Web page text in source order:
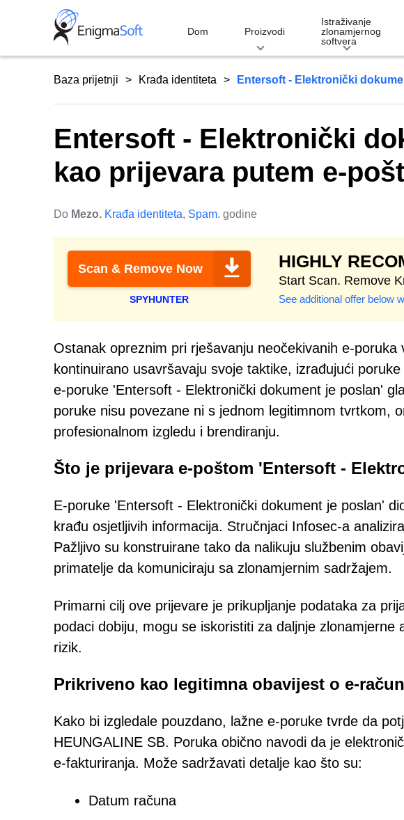
Dom Proizvodi
Istraživanje
zlonamjernog
softvera
Baza prijetnji Krađa identiteta Entersoft - Elektronički
Entersoft - Elektronički
kao prijevara putem e-
Do Mezo. Krađa identiteta, Spam. godine
Scan & Remove Now
SPYHUNTER
HIGHLY
Start Scan. Remove
See additional offer below
Ostanak opreznim pri rješavanju neočekivanih e-
kontinuirano usavršavaju svoje taktike, izrađujući
e-poruke 'Entersoft - Elektronički dokument je poslan'
poruke nisu povezane ni s jednom legitimnom tvrtkom,
profesionalnom izgledu i brendiranju.
Što je prijevara e-poštom 'Entersoft -
E-poruke 'Entersoft - Elektronički dokument je poslan'
krađu osjetljivih informacija. Stručnjaci Infosec-a
Pažljivo su konstruirane tako da nalikuju službenim
primatelje da komuniciraju sa zlonamjernim sadržajem.
Primarni cilj ove prijevare je prikupljanje podataka za
podaci dobiju, mogu se iskoristiti za daljnje
rizik.
Prikriveno kao legitimna obavijest o e-
Kako bi izgledale pouzdano, lažne e-poruke tvrde da
HEUNGALINE SB. Poruka obično navodi da je
e-fakturiranja. Može sadržavati detalje kao što su:
Datum računa